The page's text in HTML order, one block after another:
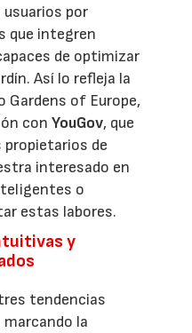
por
que integren
de optimizar
Así lo refleja la
Gardens of Europe,
conYouGov, que
propietarios de
interesado en
o
estas labores.
y
tendencias
la